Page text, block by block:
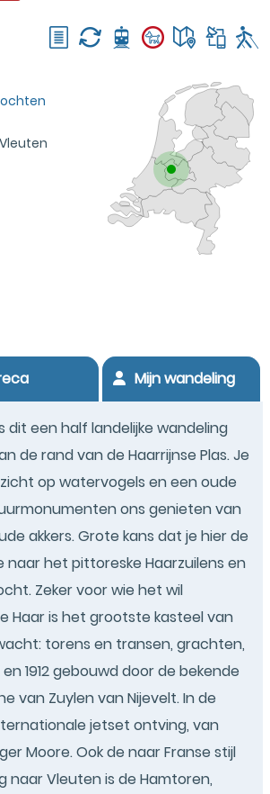
Mijn wandeling
een half landelijke wandeling
de rand van de Haarrijnse Plas. Je
op watervogels en een oude
ons genieten van
akkers. Grote kans dat je hier de
het pittoreske Haarzuilens en
Zeker voor wie het wil
Haar is het grootste kasteel van
torens en transen, grachten,
1912 gebouwd door de bekende
van Zuylen van Nijevelt. In de
jetset ontving, van
Moore. Ook de naar Franse stijl
naar Vleuten is de Hamtoren,